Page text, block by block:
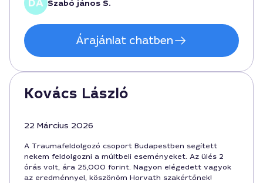
nyitott és tiszteletteljes hangnemben vezeti a
környékén keresi a gyógyulást.
Szabó jános S.
Árajánlat chatben
Kovács László
22 Március 2026
A Traumafeldolgozó csoport Budapestben segített
nekem feldolgozni a múltbeli eseményeket. Az ülés 2
órás volt, ára 25,000 forint. Nagyon elégedett vagyok
az eredménnyel, köszönöm Horvath szakértőnek!